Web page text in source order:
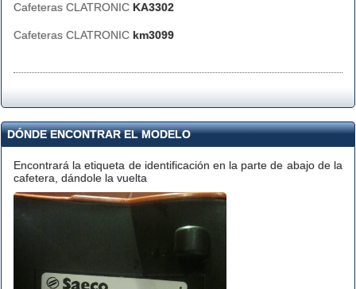
Cafeteras CLATRONIC KA3302
Cafeteras CLATRONIC km3099
DÓNDE ENCONTRAR EL MODELO
Encontrará la etiqueta de identificación en la parte de abajo de la
cafetera, dándole la vuelta